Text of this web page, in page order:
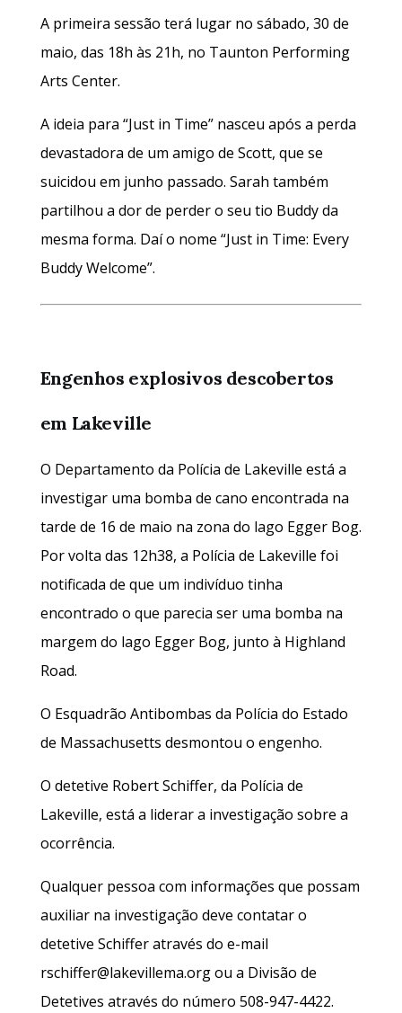
A primeira sessão terá lugar no sábado, 30 de
maio, das 18h às 21h, no Taunton Performing
Arts Center.
A ideia para “Just in Time” nasceu após a perda
devastadora de um amigo de Scott, que se
suicidou em junho passado. Sarah também
partilhou a dor de perder o seu tio Buddy da
mesma forma. Daí o nome “Just in Time: Every
Buddy Welcome”.
Engenhos explosivos descobertos
em Lakeville
O Departamento da Polícia de Lakeville está a
investigar uma bomba de cano encontrada na
tarde de 16 de maio na zona do lago Egger Bog.
Por volta das 12h38, a Polícia de Lakeville foi
notificada de que um indivíduo tinha
encontrado o que parecia ser uma bomba na
margem do lago Egger Bog, junto à Highland
Road.
O Esquadrão Antibombas da Polícia do Estado
de Massachusetts desmontou o engenho.
O detetive Robert Schiffer, da Polícia de
Lakeville, está a liderar a investigação sobre a
ocorrência.
Qualquer pessoa com informações que possam
auxiliar na investigação deve contatar o
detetive Schiffer através do e-mail
rschiffer@lakevillema.org ou a Divisão de
Detetives através do número 508-947-4422.